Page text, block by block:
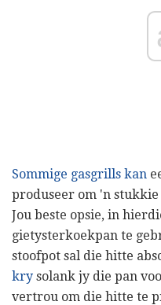
Sommige gasgrills kan
produseer om 'n
Jou beste opsie, in
gietysterkoekpan te
stoofpot sal die hitte
kry solank jy die pan
vertrou om die hitte te